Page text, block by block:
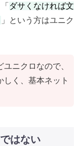
ダサくなければ文
」という方はユニク
ニクロなので、
しく、基本ネット
はない